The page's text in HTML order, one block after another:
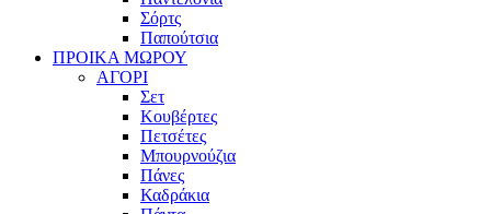
Σόρτς
Παπούτσια
ΠΡΟΙΚΑ ΜΩΡΟΥ
ΑΓΟΡΙ
Σετ
Κουβέρτες
Πετσέτες
Μπουρνούζια
Πάνες
Καδράκια